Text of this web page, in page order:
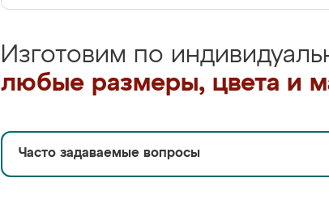
Изготовим по
любые размеры, цвета и
Часто задаваемые вопросы